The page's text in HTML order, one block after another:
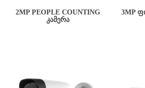
2MP PEOPLE COUNTING
ᲙᲐᲛᲔᲠᲐ
3MP